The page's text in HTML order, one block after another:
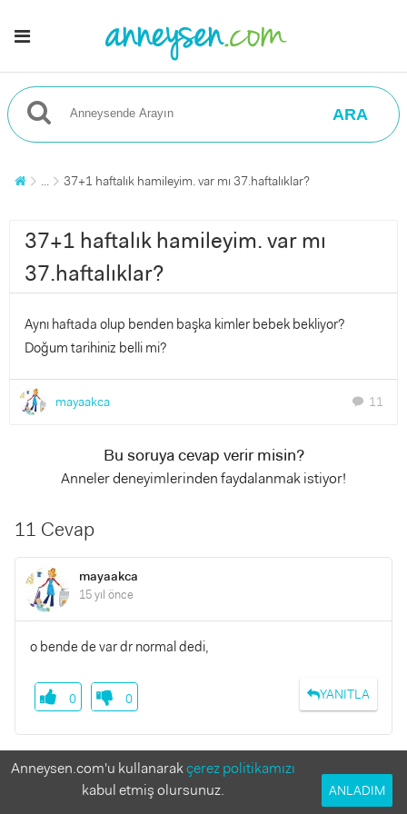
ARA
... 37+1 haftalık hamileyim. var mı 37.haftalıklar?
37+1 haftalık hamileyim. var mı
37.haftalıklar?
Aynı haftada olup benden başka kimler bebek bekliyor?
Doğum tarihiniz belli mi?
mayaakca chat 11
Bu soruya cevap verir misin?
Anneler deneyimlerinden faydalanmak istiyor!
11 Cevap
mayaakca
15 yıl önce
o bende de var dr normal dedi,
YANITLA
0 0
nysa
15 yıl önce
Anneysen.com'u kullanarakçerez politikamızı
kabul etmiş olursunuz.
ANLADIM